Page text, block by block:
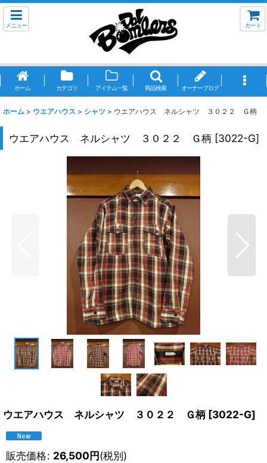
メニュー カート
ホーム カテゴリ アイテム一覧 商品検索 オーナーブログ
ホーム > ウエアハウス > シャツ > ウエアハウス ネルシャツ ３０２２ Ｇ柄
ウエアハウス ネルシャツ ３０２２ Ｇ柄 [3022-G]
ウエアハウス ネルシャツ ３０２２ Ｇ柄 [3022-G]
販売価格: 26,500円(税別)